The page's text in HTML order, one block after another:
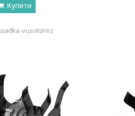
Купити
vusotorez